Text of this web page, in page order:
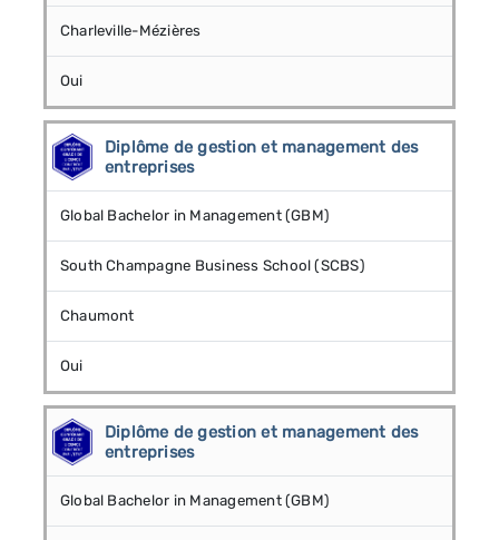
Charleville-Mézières
Oui
Diplôme de gestion et management des
entreprises
Global Bachelor in Management (GBM)
South Champagne Business School (SCBS)
Chaumont
Oui
Diplôme de gestion et management des
entreprises
Global Bachelor in Management (GBM)